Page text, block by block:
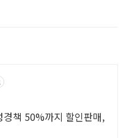
경책 50%까지 할인판매,